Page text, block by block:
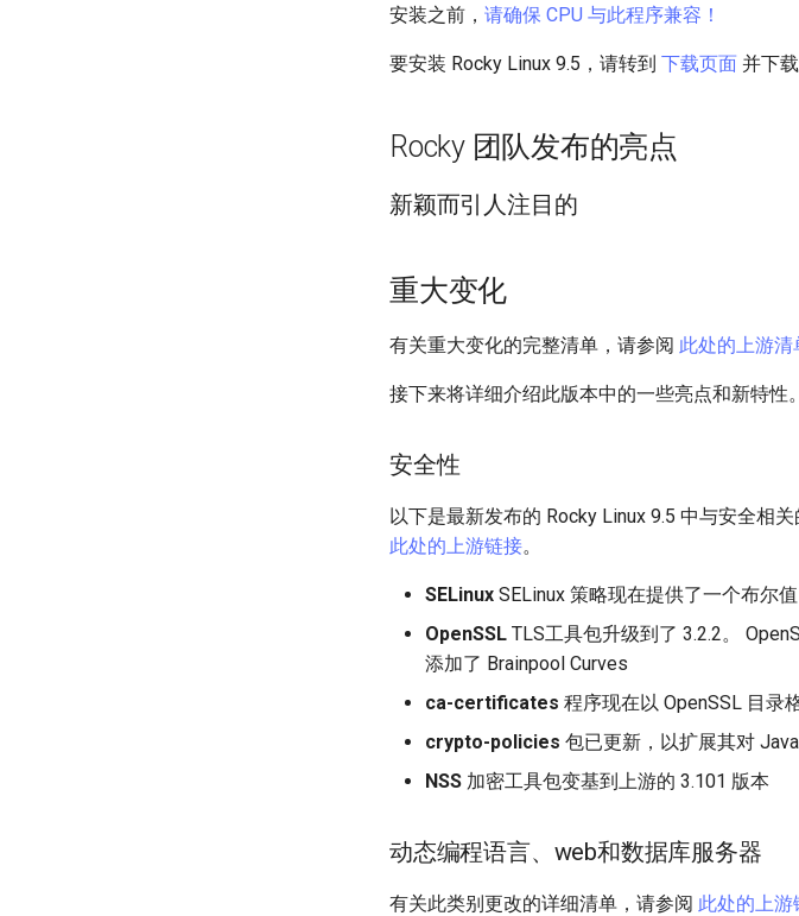
安装之前， 请确保 CPU 与此程序兼容！
要安装 Rocky Linux 9.5，请转到 下载页面 并下
Rocky 团队发布的亮点
新颖而引人注目的
重大变化
有关重大变化的完整清单，请参阅 此处的上游清
接下来将详细介绍此版本中的一些亮点和新特性。
安全性
以下是最新发布的 Rocky Linux 9.5 中与安全相
此处的上游链接。
SELinux SELinux 策略现在提供了一个布尔
OpenSSL TLS工具包升级到了 3.2.2。
添加了 Brainpool Curves
ca-certificates 程序现在以 OpenSSL 目录
crypto-policies 包已更新，以扩展其对
NSS 加密工具包变基到上游的 3.101 版本
动态编程语言、web和数据库服务器
有关此类别更改的详细清单，请参阅 此处的上游